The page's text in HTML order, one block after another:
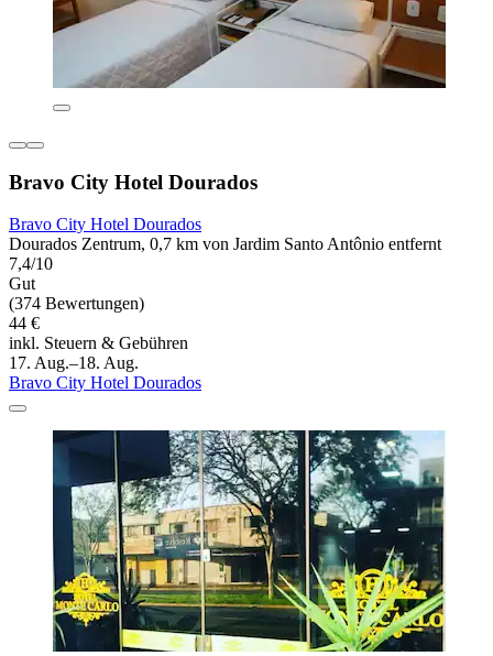
Bravo City Hotel Dourados
Bravo City Hotel Dourados
Dourados Zentrum, 0,7 km von Jardim Santo Antônio entfernt
7,4/10
Gut
(374 Bewertungen)
44 €
inkl. Steuern & Gebühren
17. Aug.–18. Aug.
Bravo City Hotel Dourados